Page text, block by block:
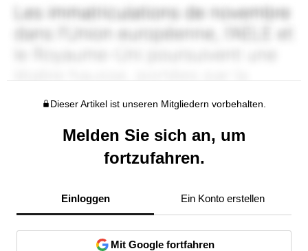
Dieser Artikel ist unseren Mitgliedern vorbehalten.
Melden Sie sich an, um
fortzufahren.
Einloggen Ein Konto erstellen
Mit Google fortfahren